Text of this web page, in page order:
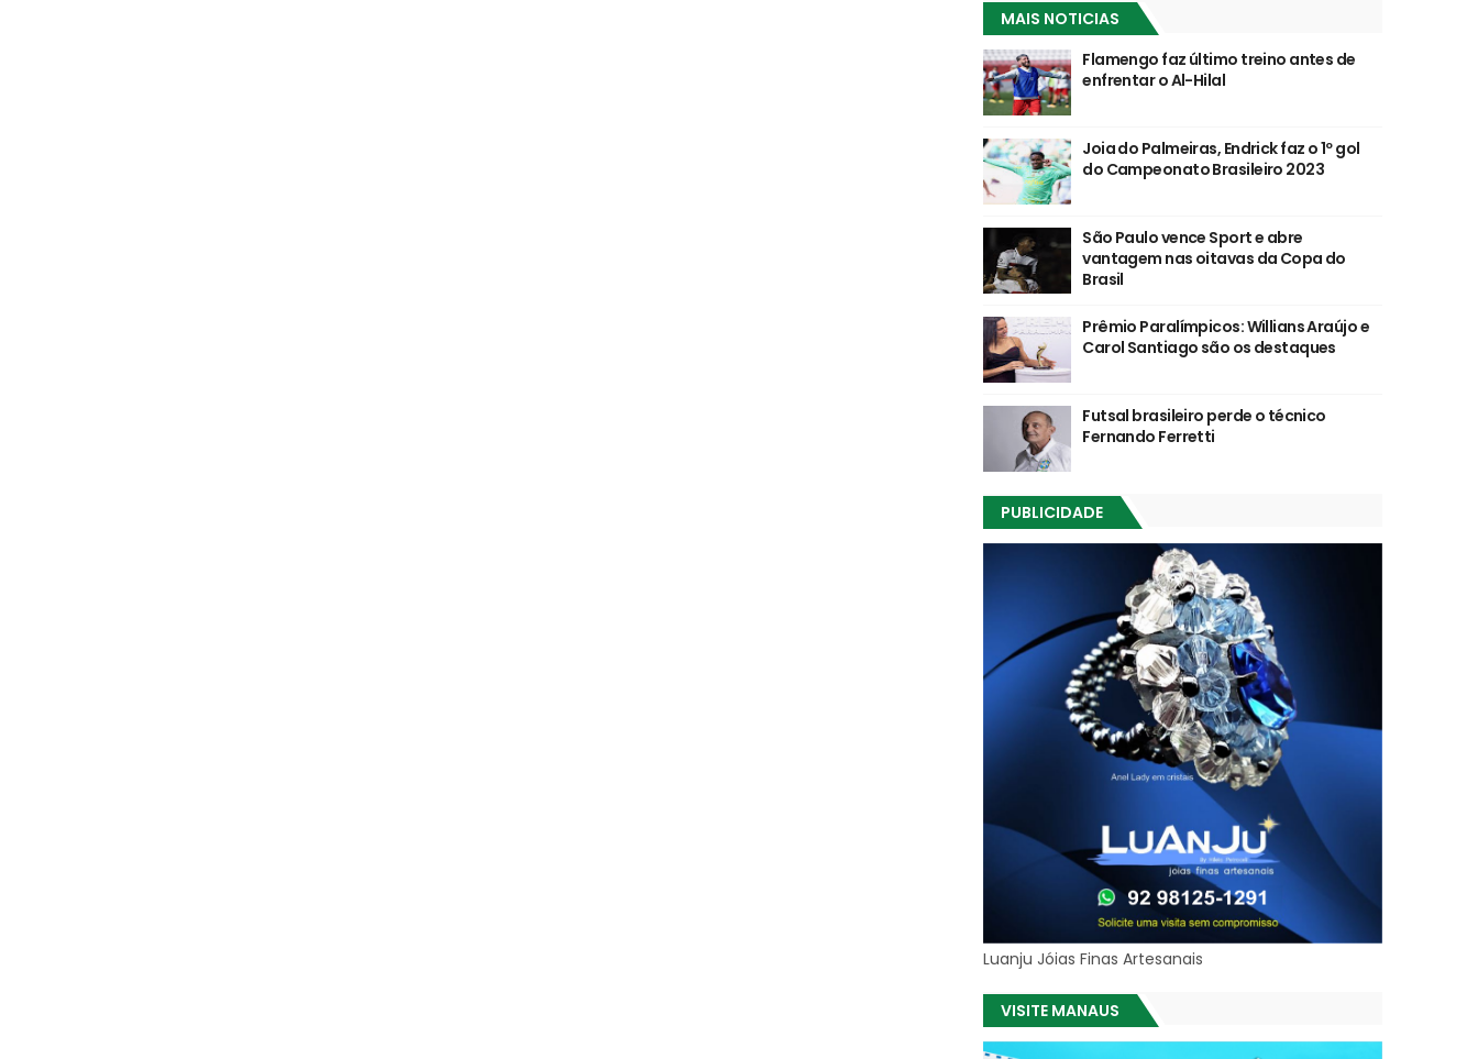
MAIS NOTICIAS
Flamengo faz último treino antes de
enfrentar o Al-Hilal
Joia do Palmeiras, Endrick faz o 1º gol
do Campeonato Brasileiro 2023
São Paulo vence Sport e abre
vantagem nas oitavas da Copa do
Brasil
Prêmio Paralímpicos: Willians Araújo e
Carol Santiago são os destaques
Futsal brasileiro perde o técnico
Fernando Ferretti
PUBLICIDADE
Luanju Jóias Finas Artesanais
VISITE MANAUS